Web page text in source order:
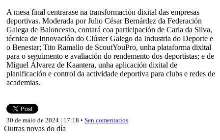
A mesa final centrarase na transformación dixital das empresas
deportivas. Moderada por Julio César Bernárdez da Federación
Galega de Baloncesto, contará coa participación de Carla da Silva,
técnica de Innovación do Clúster Galego da Industria do Deporte e
o Benestar; Tito Ramallo de ScoutYouPro, unha plataforma dixital
para o seguimento e avaliación do rendemento dos deportistas; e de
Miguel Álvarez de Kaantera, unha aplicación dixital de
planificación e control da actividade deportiva para clubs e redes de
academias.
30 de maio de 2024 | 17:18 • Sen comentarios
Outras novas do día